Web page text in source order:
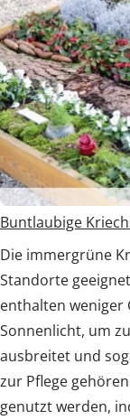
Buntlaubige
Die immergrüne
Standorte
enthalten
Sonnenlicht, um
ausbreitet und
zur Pflege
genutzt werden,